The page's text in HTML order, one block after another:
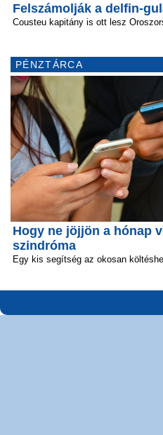
Felszámolják a delfin-
Cousteu kapitány is ott lesz
PÉNZTÁRCA
Hogy ne jöjjön a hónap
szindróma
Egy kis segítség az okosan